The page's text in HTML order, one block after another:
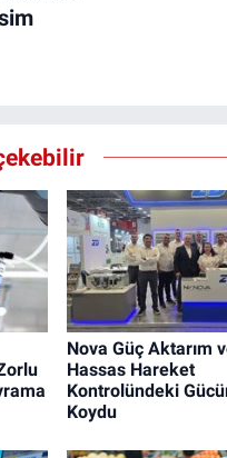
Nova Güç Aktarım
Hassas Hareket
Kontrolündeki
Koydu